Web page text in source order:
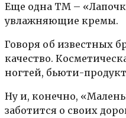
Еще одна ТМ –
увлажняющие кремы.
Говоря об известных
качество.
ногтей, бьюти-
Ну и, конечно,
заботится о своих